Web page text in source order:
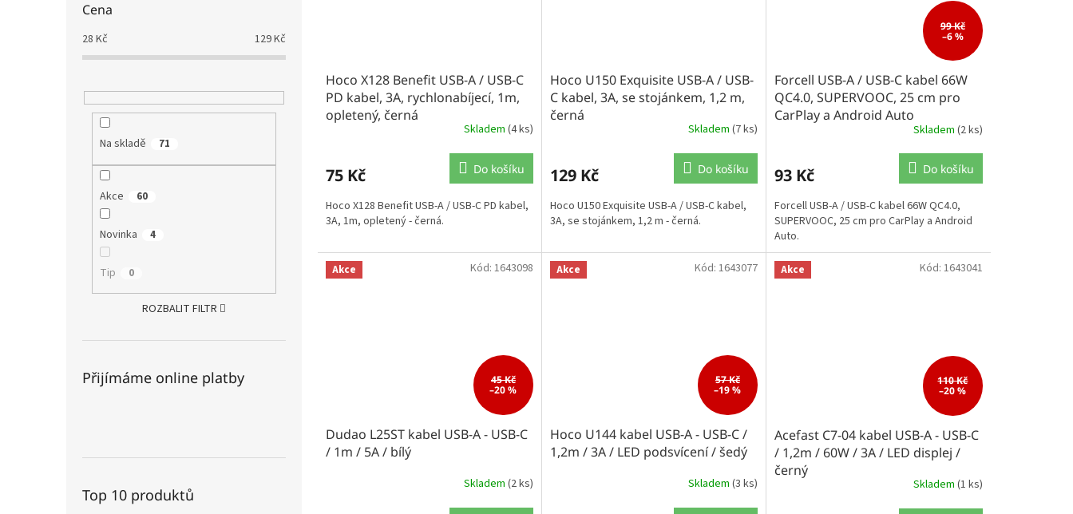
Cena
28 Kč 129Kč
Na skladě 71
Akce 60
Novinka 4
Tip 0
ROZBALIT FILTR
Přijímáme online platby
Top 10 produktů
Hoco X128 Benefit USB-A / USB-C
PD kabel, 3A, rychlonabíjecí, 1m,
opletený, černá
Skladem (4 ks)
75 Kč Do košíku
Hoco X128 Benefit USB-A / USB-C PD kabel,
3A, 1m, opletený - černá.
Hoco U150 Exquisite USB-A / USB-
C kabel, 3A, se stojánkem, 1,2 m,
černá
Skladem (7 ks)
129 Kč Do košíku
Hoco U150 Exquisite USB-A / USB-C kabel,
3A, se stojánkem, 1,2 m - černá.
99 Kč
–6 %
Forcell USB-A / USB-C kabel 66W
QC4.0, SUPERVOOC, 25 cm pro
CarPlay a Android Auto
Skladem (2 ks)
93 Kč Do košíku
Forcell USB-A / USB-C kabel 66W QC4.0,
SUPERVOOC, 25 cm pro CarPlay a Android
Auto.
Akce
45 Kč
–20 %
Dudao L25ST kabel USB-A - USB-C
/ 1m / 5A / bílý
Skladem (2 ks)
Kód: 1643098 Akce
57 Kč
–19 %
Hoco U144 kabel USB-A - USB-C /
1,2m / 3A / LED podsvícení / šedý
Skladem (3 ks)
Kód: 1643077 Akce
110 Kč
–20 %
Acefast C7-04 kabel USB-A - USB-C
/ 1,2m / 60W / 3A / LED displej /
černý
Skladem (1 ks)
Kód: 1643041